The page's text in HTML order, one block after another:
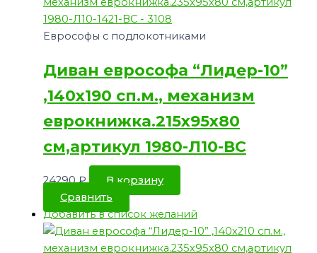
Еврософы с подлокотниками
Диван еврософа “Лидер-10”
,140х190 сп.м., механизм
еврокнижка.215х95х80
см,артикул 1980-Л10-ВС
24290₽
В корзину
Сравнить
Добавить в список желаний